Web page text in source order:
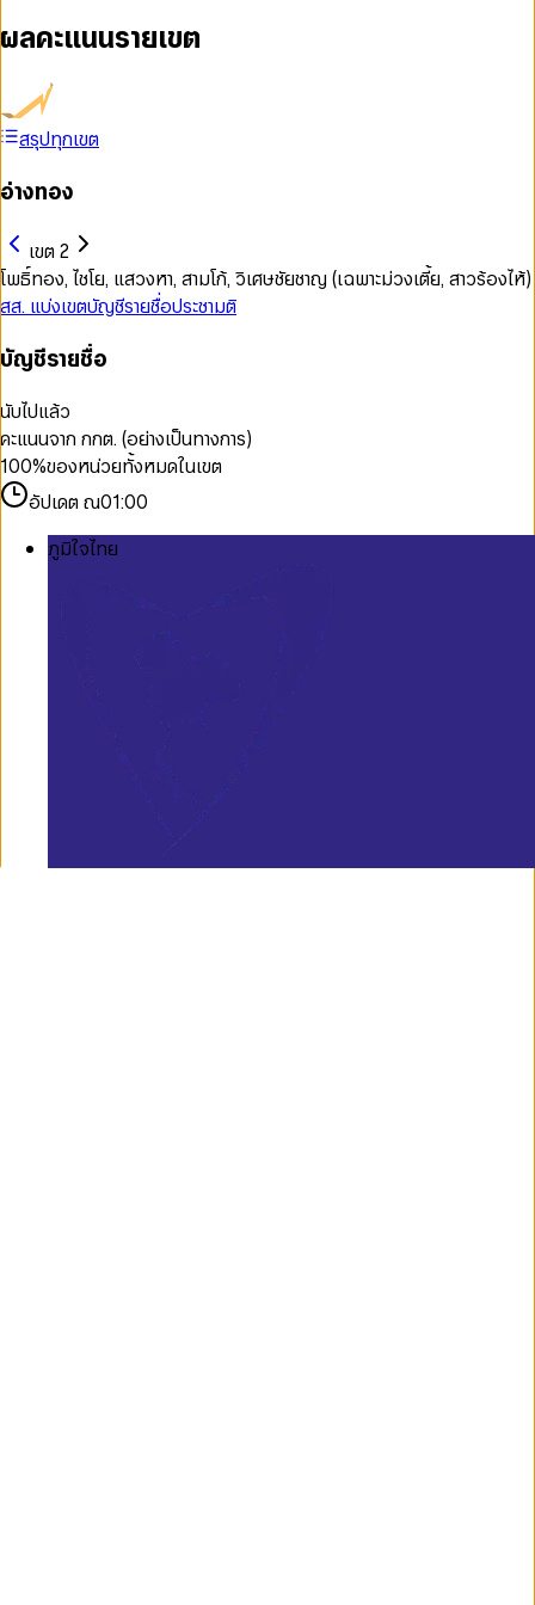
ผลคะแนนรายเขต
สรุปทุกเขต
อ่างทอง
เขต 2
โพธิ์ทอง, ไชโย, แสวงหา, สามโก้, วิเศษชัยชาญ (เฉพาะม่วงเตี้ย, สาวร้องไห้)
สส. แบ่งเขตบัญชีรายชื่อประชามติ
บัญชีรายชื่อ
นับไปแล้ว
คะแนนจาก กกต. (อย่างเป็นทางการ)
100%ของหน่วยทั้งหมดในเขต
อัปเดต ณ01:00
ภูมิใจไทย